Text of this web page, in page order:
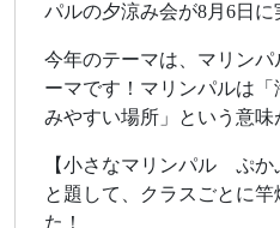
パルの夕涼み会が8月6日に
今年のテーマは、マリン
ーマです！マリンパルは
みやすい場所」という意味
【小さなマリンパル ぷか
と題して、クラスごとに
た！